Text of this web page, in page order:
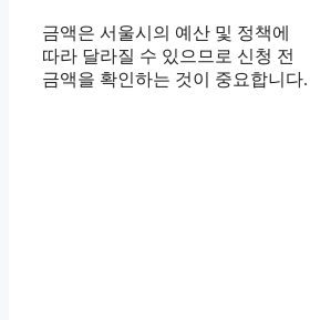
금액은 서울시의 예산 및 정책에
따라 달라질 수 있으므로 신청 전
금액을 확인하는 것이 중요합니다.